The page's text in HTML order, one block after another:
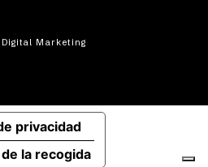
Digital Marketing
la recogida
privacidad